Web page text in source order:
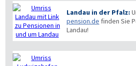
Landau in der Pfalz:
pension.de finden Sie
Landau!